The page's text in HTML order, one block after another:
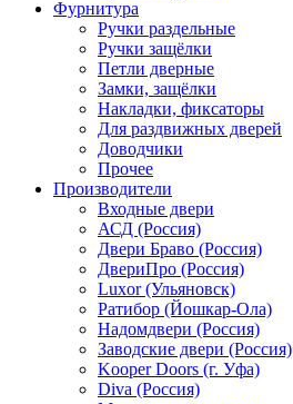
Фурнитура
Ручки раздельные
Ручки защёлки
Петли дверные
Замки, защёлки
Накладки, фиксаторы
Для раздвижных дверей
Доводчики
Прочее
Производители
Входные двери
АСД (Россия)
Двери Браво (Россия)
ДвериПро (Россия)
Luxor (Ульяновск)
Ратибор (Йошкар-Ола)
Надомдвери (Россия)
Заводские двери (Россия)
Kooper Doors (г. Уфа)
Diva (Россия)